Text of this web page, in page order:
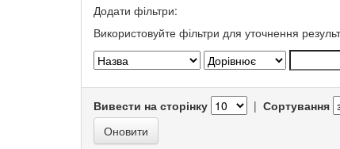
Додати фільтри:
Використовуйте фільтри для уточнення
Вивести на сторінку | Сортування